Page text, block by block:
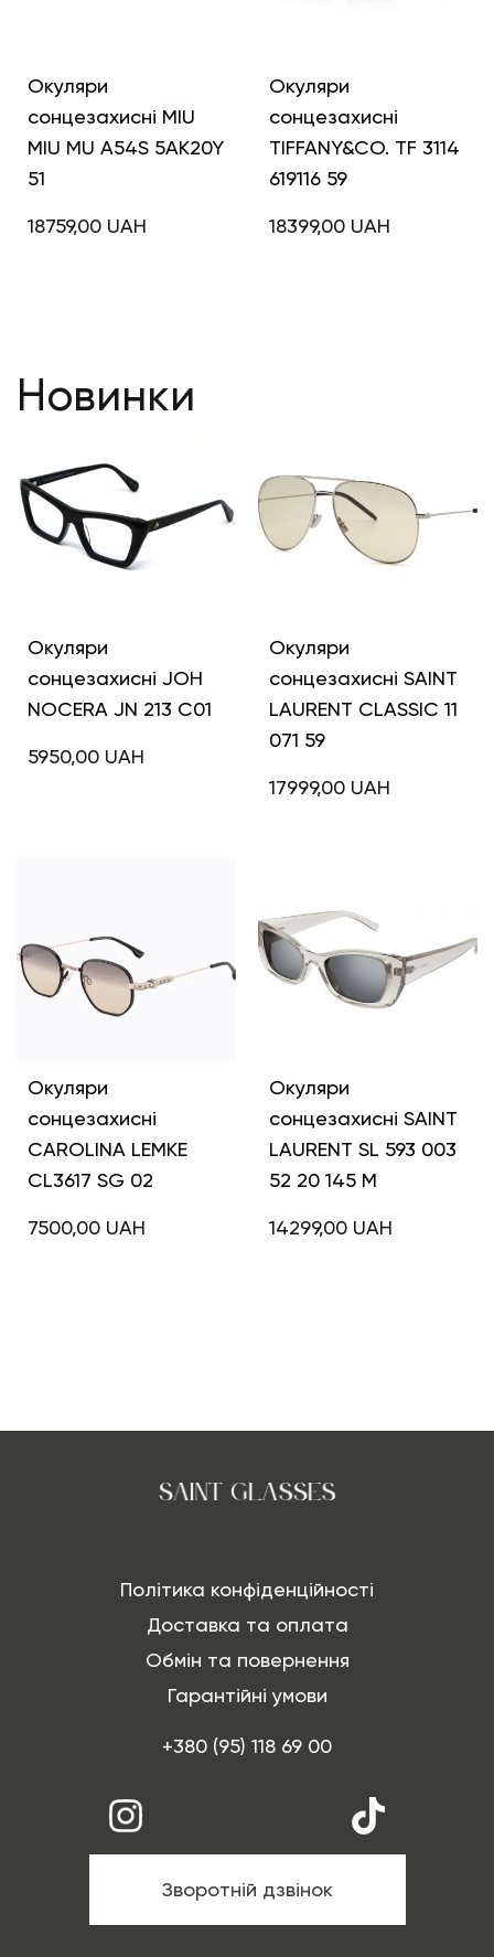
Окуляри
сонцезахисні MIU
MIU MU A54S 5AK20Y
51
18759,00 UAH
Окуляри
сонцезахисні
TIFFANY&CO. TF 3114
619116 59
18399,00 UAH
Новинки
Окуляри
сонцезахисні JOH
NOCERA JN 213 C01
5950,00 UAH
Окуляри
сонцезахисні SAINT
LAURENT CLASSIC 11
071 59
17999,00 UAH
Окуляри
сонцезахисні
CAROLINA LEMKE
CL3617 SG 02
7500,00 UAH
Окуляри
сонцезахисні SAINT
LAURENT SL 593 003
52 20 145 M
14299,00 UAH
Політика конфіденційності
Доставка та оплата
Обмін та повернення
Гарантійні умови
+380 (95) 118 69 00
Зворотній дзвінок